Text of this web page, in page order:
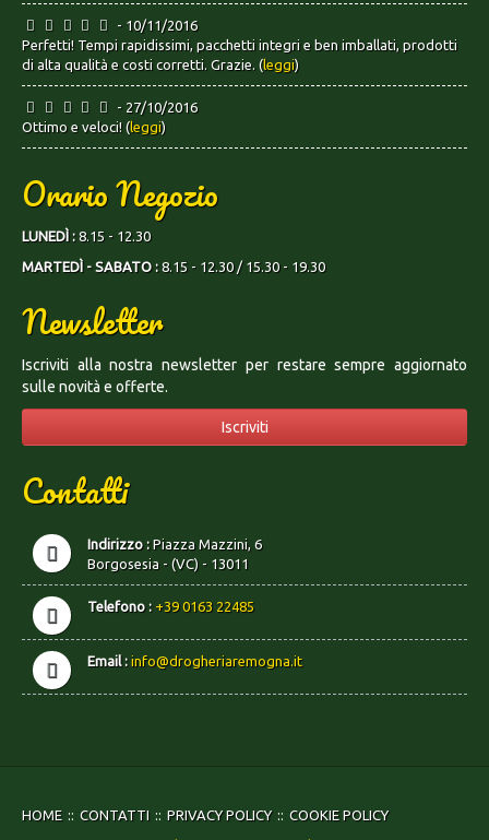
- 10/11/2016
Perfetti! Tempi rapidissimi, pacchetti integri e ben imballati, prodotti
di alta qualità e costi corretti. Grazie. (leggi)
- 27/10/2016
Ottimo e veloci! (leggi)
Orario Negozio
LUNEDÌ :8.15 - 12.30
MARTEDÌ - SABATO :8.15 - 12.30 / 15.30 - 19.30
Newsletter
Iscriviti alla nostra newsletter per restare sempre aggiornato
sulle novità e offerte.
Iscriviti
Contatti
Indirizzo :Piazza Mazzini, 6
Borgosesia - (VC) - 13011
Telefono : +39 0163 22485
Email :info@drogheriaremogna.it
HOME CONTATTI PRIVACY POLICY COOKIE POLICY